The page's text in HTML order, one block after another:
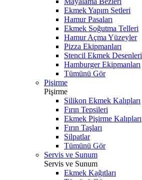
Ekmek Yapım Setleri
Hamur Pasaları
Ekmek Soğutma Telleri
Hamur Açma Yüzeyler
Pizza Ekipmanları
Stencil Ekmek Desenleri
Hamburger Ekipmanları
Tümünü Gör
Pişirme
Pişirme
Silikon Ekmek Kalıpları
Fırın Tepsileri
Ekmek Pişirme Kalıpları
Fırın Taşları
Silpatlar
Tümünü Gör
Servis ve Sunum
Servis ve Sunum
Ekmek Kağıtları